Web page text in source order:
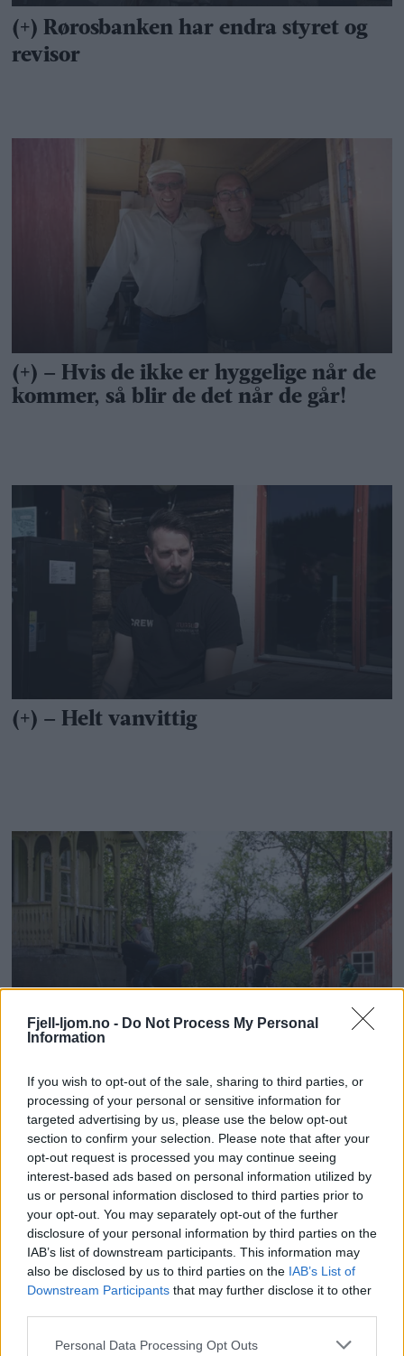
Fjell-ljom.no - Do Not Process My Personal
Information
If you wish to opt-out of the sale, sharing to third parties, or
processing of your personal or sensitive information for
targeted advertising by us, please use the below opt-out
section to confirm your selection. Please note that after your
opt-out request is processed you may continue seeing
interest-based ads based on personal information utilized by
us or personal information disclosed to third parties prior to
your opt-out. You may separately opt-out of the further
disclosure of your personal information by third parties on the
IAB’s list of downstream participants. This information may
also be disclosed by us to third parties on the IAB’s List of
Downstream Participants that may further disclose it to other
Personal Data Processing Opt Outs